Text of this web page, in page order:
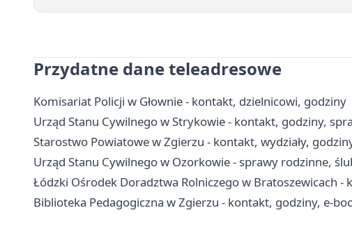
Przydatne dane teleadresowe
Komisariat Policji w Głownie - kontakt, dzielnicowi, godziny
Urząd Stanu Cywilnego w Strykowie - kontakt, godziny,
Starostwo Powiatowe w Zgierzu - kontakt, wydziały,
Urząd Stanu Cywilnego w Ozorkowie - sprawy rodzinne,
Łódzki Ośrodek Doradztwa Rolniczego w Bratoszewicach -
Biblioteka Pedagogiczna w Zgierzu - kontakt, godziny, e-